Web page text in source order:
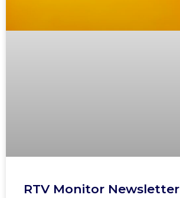
RTV Monitor Newsletter